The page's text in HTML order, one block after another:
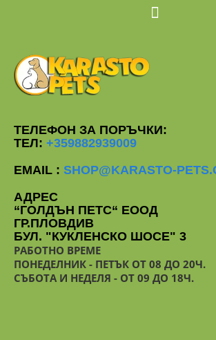
ТЕЛЕФОН ЗА ПОРЪЧКИ:
ТЕЛ: +359882939009
EMAIL : SHOP@KARASTO-
АДРЕС
“ГОЛДЪН ПЕТС“ ЕООД
ГР.ПЛОВДИВ
БУЛ. "КУКЛЕНСКО ШОСЕ" 3
РАБОТНО ВРЕМЕ
ПОНЕДЕЛНИК - ПЕТЪК ОТ 08 ДО 20Ч.
СЪБОТА И НЕДЕЛЯ - ОТ 09 ДО 18Ч.